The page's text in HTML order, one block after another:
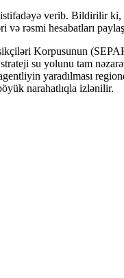
verib. Bildirilir
rəsmi hesabatları
Korpusunun
su yolunu tam
yaradılması
narahatlıqla izlənilir.